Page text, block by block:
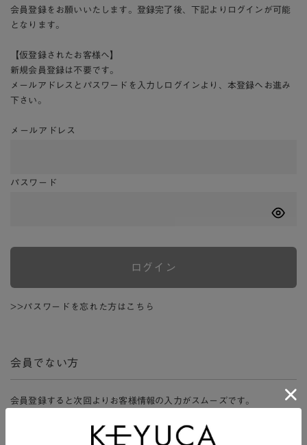
会員登録をお願いいたします。登録完了後、下記よりログインが可能
となります。
【仮登録されたお客様へ】
新規会員登録は不要です。
メールアドレスとパスワードを入力しログインより、本登録へお進み
下さい。
メールアドレス
パスワード
ログイン
>>パスワードを忘れた方はこちら
会員でない方
会員登録すると次回よりお客様情報の入力がスムーズです。
ージ、購入履歴をご利用いただけます。